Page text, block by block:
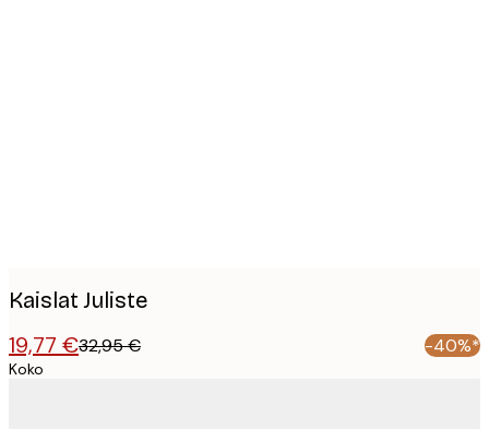
Kaislat Juliste
19,77 €32,95 € -40%*
Koko